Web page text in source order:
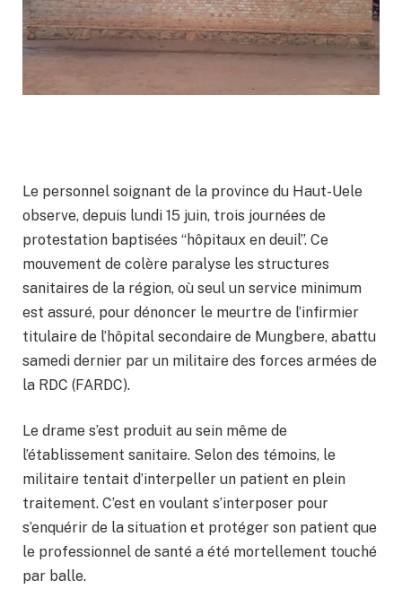
Le personnel soignant de la province du Haut-Uele
observe, depuis lundi 15 juin, trois journées de
protestation baptisées “hôpitaux en deuil”. Ce
mouvement de colère paralyse les structures
sanitaires de la région, où seul un service minimum
est assuré, pour dénoncer le meurtre de l’infirmier
titulaire de l’hôpital secondaire de Mungbere, abattu
samedi dernier par un militaire des forces armées de
la RDC (FARDC).
Le drame s’est produit au sein même de
l’établissement sanitaire. Selon des témoins, le
militaire tentait d’interpeller un patient en plein
traitement. C’est en voulant s’interposer pour
s’enquérir de la situation et protéger son patient que
le professionnel de santé a été mortellement touché
par balle.